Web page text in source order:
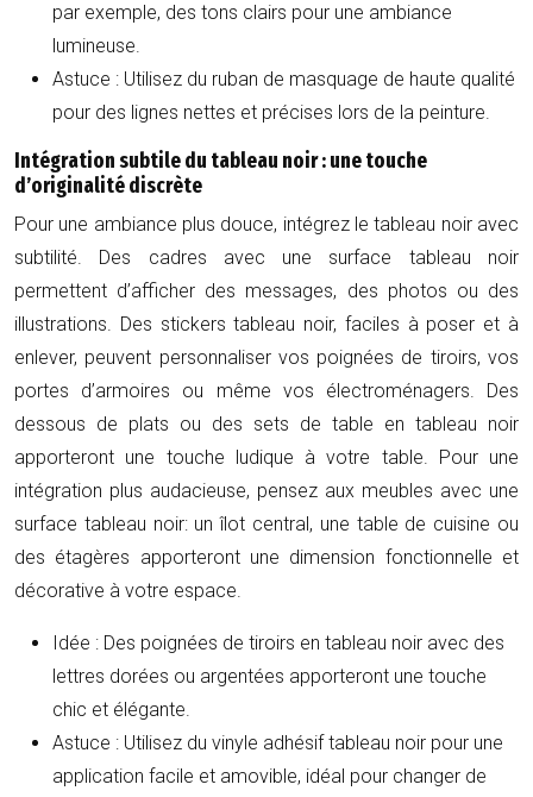
par exemple, des tons clairs pour une ambiance
lumineuse.
Astuce : Utilisez du ruban de masquage de haute qualité
pour des lignes nettes et précises lors de la peinture.
Intégration subtile du tableau noir : une touche
d’originalité discrète
Pour une ambiance plus douce, intégrez le tableau noir avec
subtilité. Des cadres avec une surface tableau noir
permettent d’afficher des messages, des photos ou des
illustrations. Des stickers tableau noir, faciles à poser et à
enlever, peuvent personnaliser vos poignées de tiroirs, vos
portes d’armoires ou même vos électroménagers. Des
dessous de plats ou des sets de table en tableau noir
apporteront une touche ludique à votre table. Pour une
intégration plus audacieuse, pensez aux meubles avec une
surface tableau noir: un îlot central, une table de cuisine ou
des étagères apporteront une dimension fonctionnelle et
décorative à votre espace.
Idée : Des poignées de tiroirs en tableau noir avec des
lettres dorées ou argentées apporteront une touche
chic et élégante.
Astuce : Utilisez du vinyle adhésif tableau noir pour une
application facile et amovible, idéal pour changer de